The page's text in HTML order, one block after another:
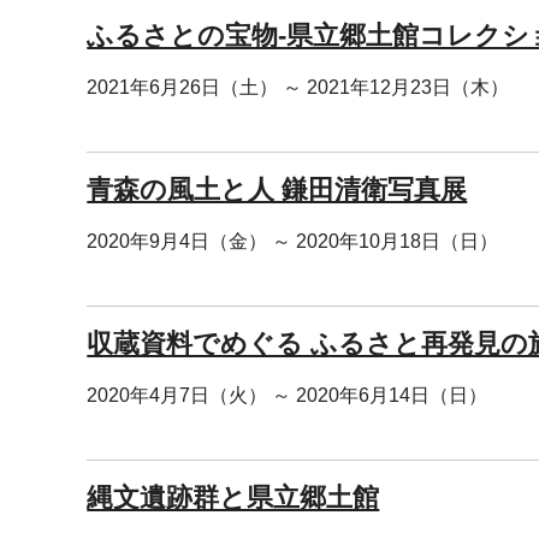
ふるさとの宝物-県立郷土館コレクシ
2021年6月26日（土） ～ 2021年12月23日（木）
青森の風土と人 鎌田清衛写真展
2020年9月4日（金） ～ 2020年10月18日（日）
収蔵資料でめぐる ふるさと再発見の
2020年4月7日（火） ～ 2020年6月14日（日）
縄文遺跡群と県立郷土館